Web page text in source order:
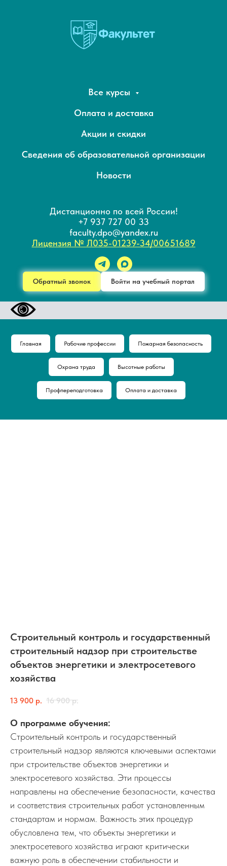
Все курсы
Оплата и доставка
Акции и скидки
Сведения об образовательной организации
Новости
Дистанционно по всей России!
+7 937 727 00 33
faculty.dpo@yandex.ru
Лицензия № Л035-01239-34/00651689
Обратный звонок Войти на учебный портал
Главная Рабочие профессии Пожарная безопасность
Охрана труда Высотные работы
Профпереподготовка Оплата и доставка
Строительный контроль и государственный
строительный надзор при строительстве
объектов энергетики и электросетевого
хозяйства
13 900 р. 16 900 р.
О программе обучения:
Строительный контроль и государственный
строительный надзор являются ключевыми аспектами
при строительстве объектов энергетики и
электросетевого хозяйства. Эти процессы
направлены на обеспечение безопасности, качества
и соответствия строительных работ установленным
стандартам и нормам. Важность этих процедур
обусловлена тем, что объекты энергетики и
электросетевого хозяйства играют критически
важную роль в обеспечении стабильности и